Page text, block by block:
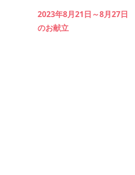
2023年8月21日～8月27日
のお献立